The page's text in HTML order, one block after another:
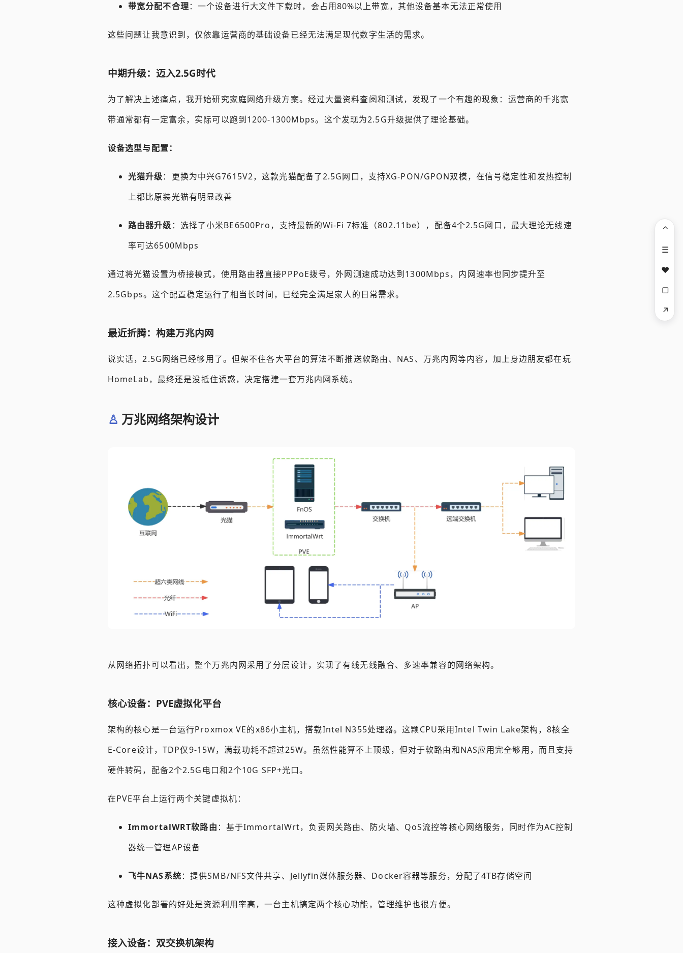
带宽分配不合理：一个设备进行大文件下载时，会占用80%以上带宽，其他设备基本无法正常使用
这些问题让我意识到，仅依靠运营商的基础设备已经无法满足现代数字生活的需求。
中期升级：迈入2.5G时代
为了解决上述痛点，我开始研究家庭网络升级方案。经过大量资料查阅和测试，发现了一个有趣的现象：运营商的千兆宽
带通常都有一定富余，实际可以跑到1200-1300Mbps。这个发现为2.5G升级提供了理论基础。
设备选型与配置：
光猫升级：更换为中兴G7615V2，这款光猫配备了2.5G网口，支持XG-PON/GPON双模，在信号稳定性和发热控制
上都比原装光猫有明显改善
路由器升级 ：选择了小米BE6500Pro，支持最新的Wi-Fi 7标准（802.11be），配备4个2.5G网口，最大理论无线速
率可达6500Mbps
通过将光猫设置为桥接模式，使用路由器直接PPPoE拨号，外网测速成功达到1300Mbps，内网速率也同步提升至
2.5Gbps。这个配置稳定运行了相当长时间，已经完全满足家人的日常需求。
最近折腾：构建万兆内网
说实话，2.5G网络已经够用了。但架不住各大平台的算法不断推送软路由、NAS、万兆内网等内容，加上身边朋友都在玩
HomeLab，最终还是没抵住诱惑，决定搭建一套万兆内网系统。
万兆网络架构设计
从网络拓扑可以看出，整个万兆内网采用了分层设计，实现了有线无线融合、多速率兼容的网络架构。
核心设备：PVE虚拟化平台
架构的核心是一台运行Proxmox VE的x86小主机，搭载Intel N355处理器。这颗CPU采用Intel Twin Lake架构，8核全
E-Core设计，TDP仅9-15W，满载功耗不超过25W。虽然性能算不上顶级，但对于软路由和NAS应用完全够用，而且支持
硬件转码，配备2个2.5G电口和2个10G SFP+光口。
在PVE平台上运行两个关键虚拟机：
ImmortalWRT软路由 ：基于ImmortalWrt，负责网关路由、防火墙、QoS流控等核心网络服务，同时作为AC控制
器统一管理AP设备
飞牛NAS系统：提供SMB/NFS文件共享、Jellyfin媒体服务器、Docker容器等服务，分配了4TB存储空间
这种虚拟化部署的好处是资源利用率高，一台主机搞定两个核心功能，管理维护也很方便。
接入设备：双交换机架构
⌃
☰
♥
▢
↗